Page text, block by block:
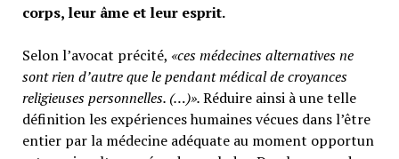
corps, leur âme et leur esprit.
Selon l’avocat précité, «ces médecines alternatives ne
sont rien d’autre que le pendant médical de croyances
religieuses personnelles. (…)».Réduire ainsi à une telle
définition les expériences humaines vécues dans l’être
entier par la médecine adéquate au moment opportun